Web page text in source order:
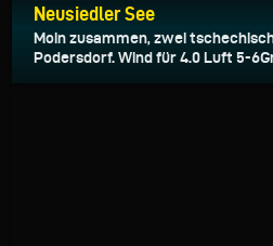
Neusiedler See
Moin zusammen, zwei
Podersdorf. Wind für 4.0 Luft 5-